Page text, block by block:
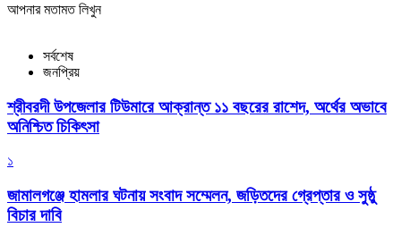
আপনার মতামত লিখুন
সর্বশেষ
জনপ্রিয়
শ্রীবরদী উপজেলার টিউমারে আক্রান্ত ১১ বছরের রাশেদ, অর্থের অভাবে
অনিশ্চিত চিকিৎসা
১
জামালগঞ্জে হামলার ঘটনায় সংবাদ সম্মেলন, জড়িতদের গ্রেপ্তার ও সুষ্ঠু
বিচার দাবি